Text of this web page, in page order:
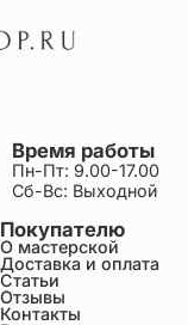
в
в
с
на 3
идеальном
Покупателю
О мастерской
Доставка и оплата
Статьи
Отзывы
Контакты
Время работы
Пн-Пт: 9.00-17.00
Сб-Вс: Выходной